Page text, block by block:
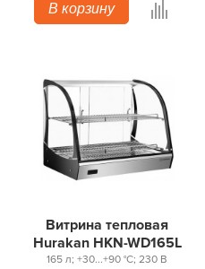
В корзину
Витрина тепловая
Hurakan HKN-WD165L
165 л; +30...+90 °С; 230 В